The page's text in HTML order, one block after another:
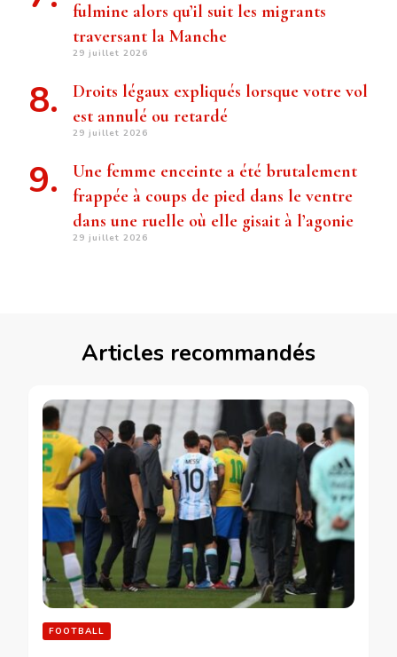
fulmine alors qu’il suit les migrants
traversant la Manche
29 juillet 2026
Droits légaux expliqués lorsque votre vol
est annulé ou retardé
29 juillet 2026
Une femme enceinte a été brutalement
frappée à coups de pied dans le ventre
dans une ruelle où elle gisait à l’agonie
29 juillet 2026
Articles recommandés
FOOTBALL